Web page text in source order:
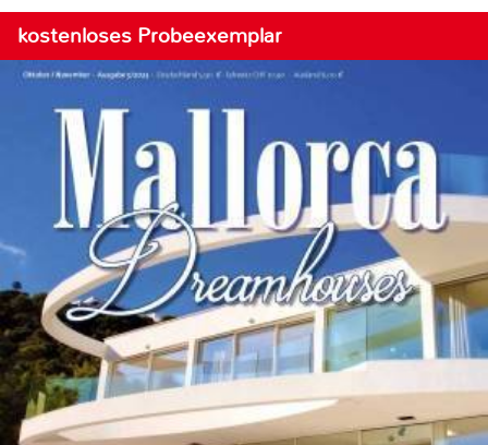
kostenloses Probeexemplar